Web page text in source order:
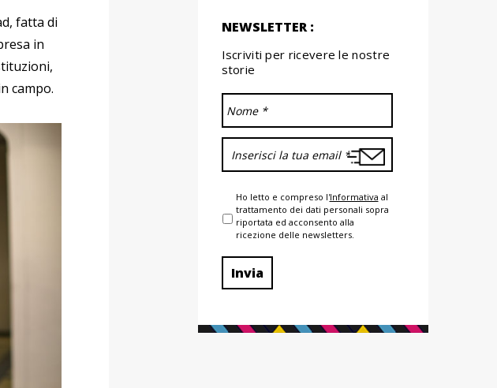
fatta di
in
campo.
NEWSLETTER :
Iscriviti per ricevere le nostre
storie
Ho letto e compreso l'Informativa al
trattamento dei dati personali sopra
riportata ed acconsento alla
ricezione delle newsletters.